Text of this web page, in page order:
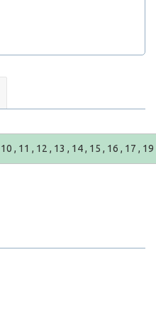
10 , 11 , 12 , 13 , 14 , 15 , 16 , 17 , 19